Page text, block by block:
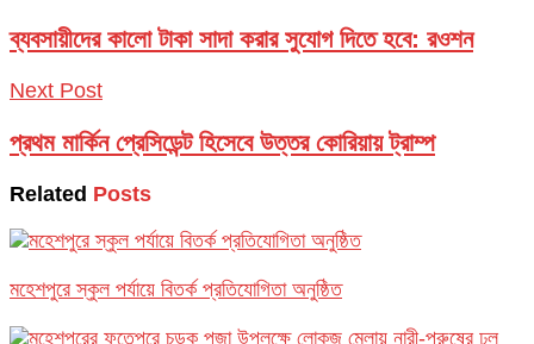
ব্যবসায়ীদের কালো টাকা সাদা করার সুযোগ দিতে হবে: রওশন
Next Post
প্রথম মার্কিন প্রেসিডেন্ট হিসেবে উত্তর কোরিয়ায় ট্রাম্প
Related Posts
মহেশপুরে স্কুল পর্যায়ে বিতর্ক প্রতিযোগিতা অনুষ্ঠিত